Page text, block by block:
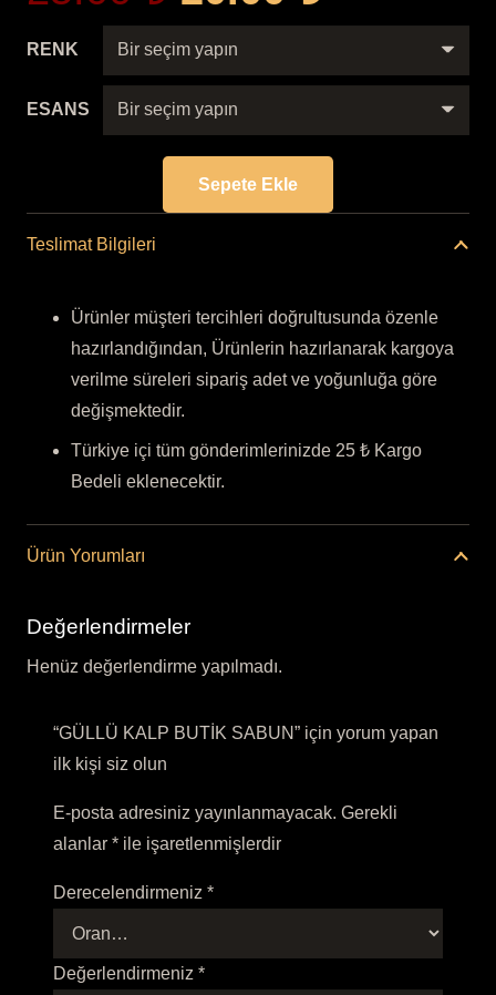
fiyat:
25.00 ₺.
andaki
20.00 ₺.
RENK
ESANS
adet
Sepete Ekle
Teslimat Bilgileri
Ürünler müşteri tercihleri doğrultusunda özenle
hazırlandığından, Ürünlerin hazırlanarak kargoya
verilme süreleri sipariş adet ve yoğunluğa göre
değişmektedir.
Türkiye içi tüm gönderimlerinizde 25 ₺ Kargo
Bedeli eklenecektir.
Ürün Yorumları
Değerlendirmeler
Henüz değerlendirme yapılmadı.
“GÜLLÜ KALP BUTİK SABUN” için yorum yapan
ilk kişi siz olun
E-posta adresiniz yayınlanmayacak. Gerekli
alanlar * ile işaretlenmişlerdir
Derecelendirmeniz *
Değerlendirmeniz *